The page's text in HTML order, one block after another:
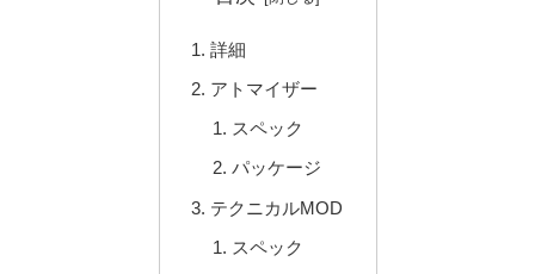
詳細
アトマイザー
スペック
パッケージ
テクニカルMOD
スペック